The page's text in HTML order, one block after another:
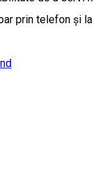
prin telefon și